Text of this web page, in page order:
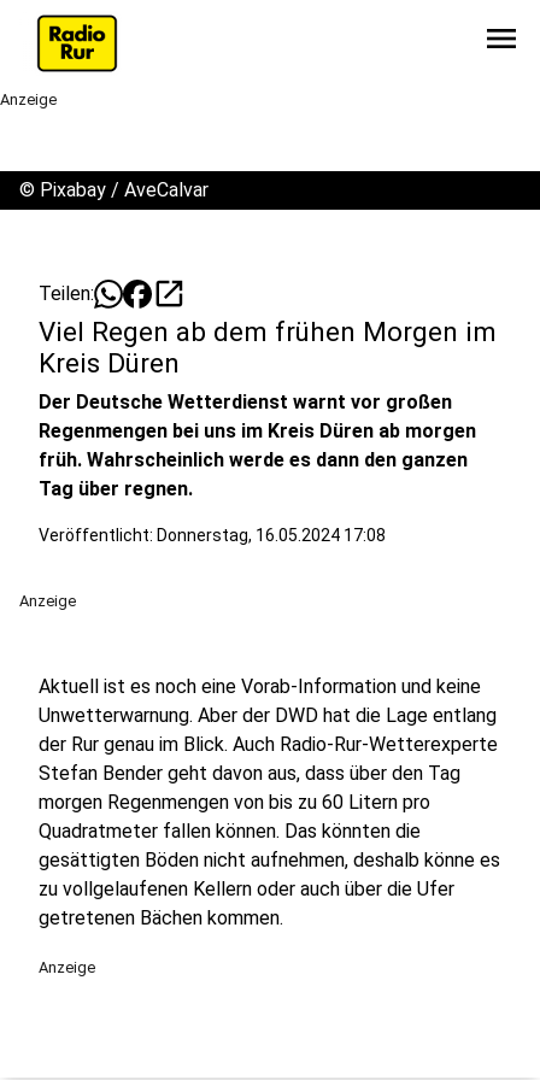
menu
Anzeige
© Pixabay / AveCalvar
Teilen: open_in_new
Viel Regen ab dem frühen Morgen im
Kreis Düren
Der Deutsche Wetterdienst warnt vor großen
Regenmengen bei uns im Kreis Düren ab morgen
früh. Wahrscheinlich werde es dann den ganzen
Tag über regnen.
Veröffentlicht: Donnerstag, 16.05.2024 17:08
Anzeige
Aktuell ist es noch eine Vorab-Information und keine
Unwetterwarnung. Aber der DWD hat die Lage entlang
der Rur genau im Blick. Auch Radio-Rur-Wetterexperte
Stefan Bender geht davon aus, dass über den Tag
morgen Regenmengen von bis zu 60 Litern pro
Quadratmeter fallen können. Das könnten die
gesättigten Böden nicht aufnehmen, deshalb könne es
zu vollgelaufenen Kellern oder auch über die Ufer
getretenen Bächen kommen.
Anzeige